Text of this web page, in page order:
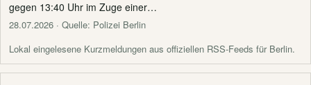
gegen 13:40 Uhr im Zuge einer…
28.07.2026 · Quelle: Polizei Berlin
Lokal eingelesene Kurzmeldungen aus offiziellen RSS-Feeds für Berlin.